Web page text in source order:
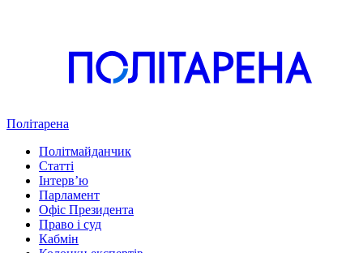
Політарена
Політмайданчик
Статті
Інтервʼю
Парламент
Офіс Президента
Право і суд
Кабмін